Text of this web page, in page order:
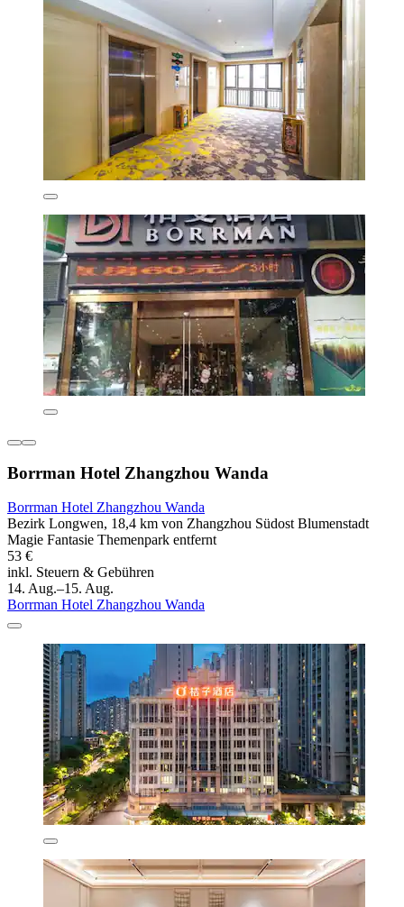
Borrman Hotel Zhangzhou Wanda
Borrman Hotel Zhangzhou Wanda
Bezirk Longwen, 18,4 km von Zhangzhou Südost Blumenstadt
Magie Fantasie Themenpark entfernt
53 €
inkl. Steuern & Gebühren
14. Aug.–15. Aug.
Borrman Hotel Zhangzhou Wanda